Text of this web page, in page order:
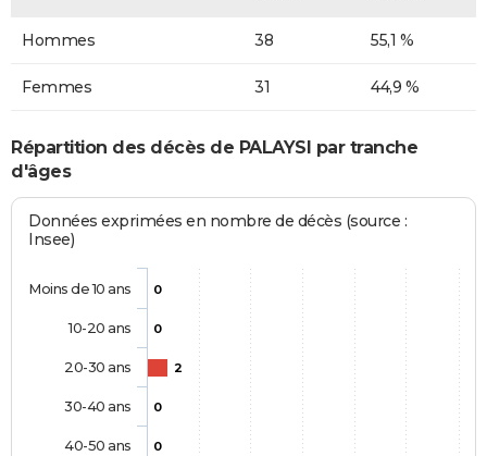
Hommes 38 55,1 %
Femmes 31 44,9 %
Répartition des décès de PALAYSI par tranche
d'âges
Données exprimées en nombre de décès (source :
Insee)
0
0
2
0
0
Moins de 10 ans
10-20 ans
20-30 ans
30-40 ans
40-50 ans